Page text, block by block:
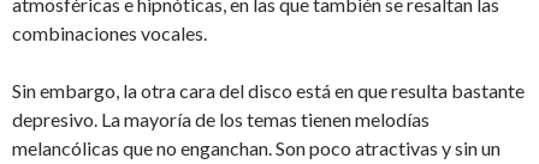
combinaciones vocales.
Sin embargo, la otra cara del disco está en que resulta bastante
depresivo. La mayoría de los temas tienen melodías
melancólicas que no enganchan. Son poco atractivas y sin un